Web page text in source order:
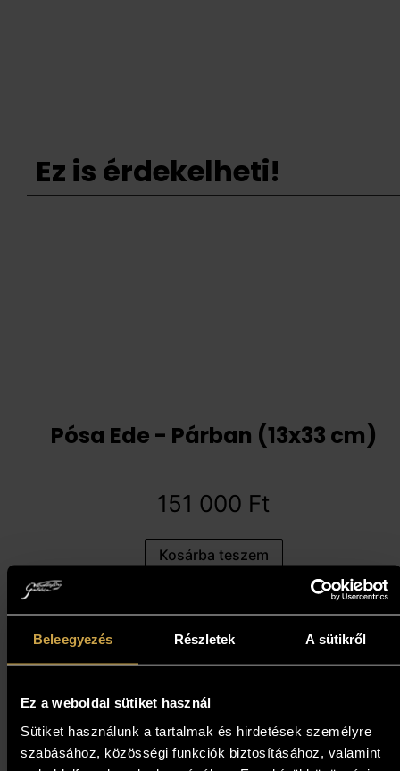
Beleegyezés Részletek A sütikről
Ez a weboldal sütiket használ
Sütiket használunk a tartalmak és hirdetések személyre
szabásához, közösségi funkciók biztosításához, valamint
Ez is érdekelheti!
Pósa Ede - Párban (13x33 cm)
151 000 Ft
Kosárba teszem